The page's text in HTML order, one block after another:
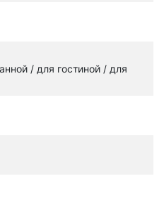
/ для гостиной / для